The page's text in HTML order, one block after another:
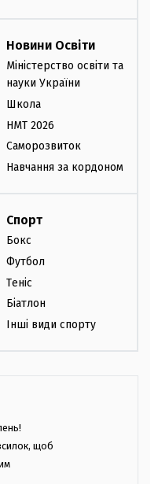
Новини Освіти
Міністерство освіти та
науки України
Школа
НМТ 2026
Саморозвиток
Навчання за кордоном
Спорт
Бокс
Футбол
Теніс
Біатлон
Інші види спорту
щоб